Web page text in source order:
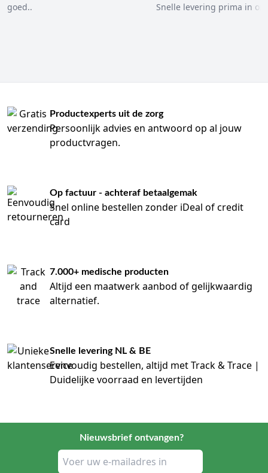
goed.. Snelle levering prima in
Productexperts uit de zorg
Persoonlijk advies en antwoord op al jouw
productvragen.
Op factuur - achteraf betaalgemak
Snel online bestellen zonder iDeal of credit
card
7.000+ medische producten
Altijd een maatwerk aanbod of gelijkwaardig
alternatief.
Snelle levering NL & BE
Eenvoudig bestellen, altijd met Track & Trace |
Duidelijke voorraad en levertijden
Nieuwsbrief ontvangen?